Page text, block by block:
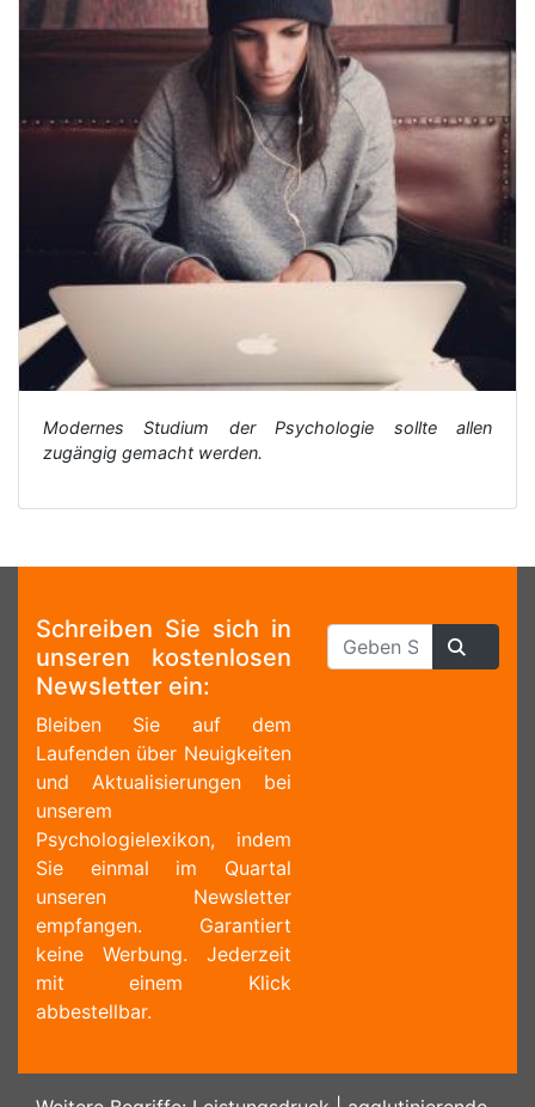
Modernes Studium der Psychologie sollte allen
zugängig gemacht werden.
Schreiben Sie sich in
unseren kostenlosen
Newsletter ein:
Bleiben Sie auf dem
Laufenden über Neuigkeiten
und Aktualisierungen bei
unserem
Psychologielexikon, indem
Sie einmal im Quartal
unseren Newsletter
empfangen. Garantiert
keine Werbung. Jederzeit
mit einem Klick
abbestellbar.